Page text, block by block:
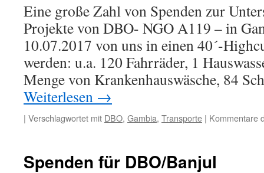
Eine große Zahl von Spenden zur
Projekte von DBO- NGO A119 – in
10.07.2017 von uns in einen 40´-
werden: u.a. 120 Fahrräder, 1
Menge von Krankenhauswäsche, 84
Weiterlesen →
| Verschlagwortet mit DBO, Gambia, Transporte | Kommentare
Spenden für DBO/Banjul